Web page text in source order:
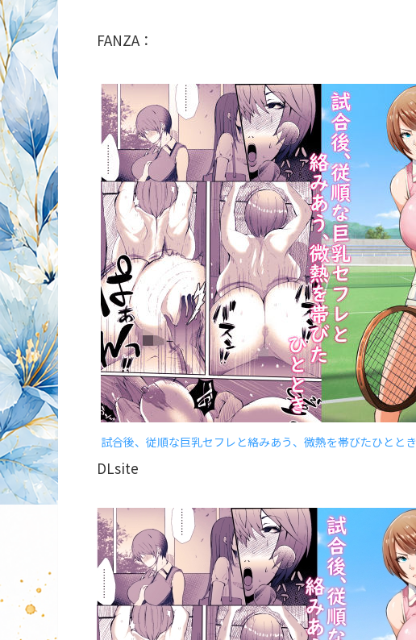
FANZA：
試合後、従順な巨乳セフレと絡みあう、微熱を帯びたひととき
DLsite